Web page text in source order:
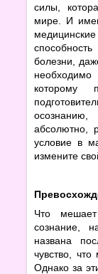
силы,
мире. И
болезни,
которому
абсолютно,
условие в
измените
Что
сознание,
названа
чувство,
Однако за